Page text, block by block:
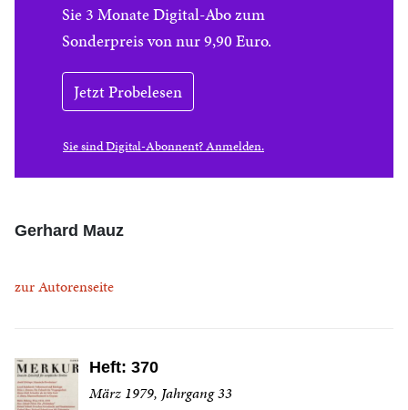
Sie 3 Monate Digital-Abo zum
Sonderpreis von nur 9,90 Euro.
Jetzt Probelesen
Sie sind Digital-Abonnent? Anmelden.
Gerhard Mauz
zur Autorenseite
Heft: 370
März 1979, Jahrgang 33